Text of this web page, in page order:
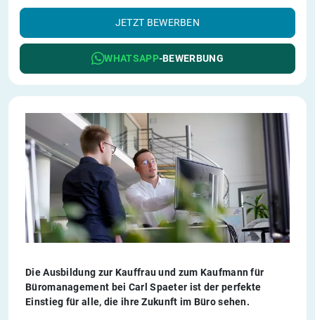
JETZT BEWERBEN
WHATSAPP-BEWERBUNG
Die Ausbildung zur Kauffrau und zum Kaufmann für
Büromanagement bei Carl Spaeter ist der perfekte
Einstieg für alle, die ihre Zukunft im Büro sehen.